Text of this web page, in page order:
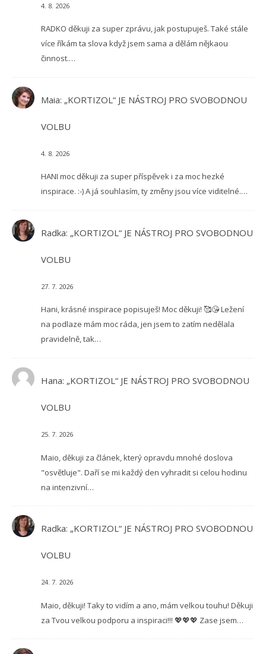
4. 8. 2026
RADKO děkuji za super zprávu, jak postupuješ. Také stále
více říkám ta slova když jsem sama a dělám nějkaou
činnost.…
Maia: „KORTIZOL“ JE NÁSTROJ PRO SVOBODNOU
VOLBU
4. 8. 2026
HANI moc děkuji za super příspěvek i za moc hezké
inspirace. :-) A já souhlasím, ty změny jsou více viditelné.…
Radka: „KORTIZOL“ JE NÁSTROJ PRO SVOBODNOU
VOLBU
27. 7. 2026
Hani, krásné inspirace popisuješ! Moc děkuji! 🥰😘 Ležení
na podlaze mám moc ráda, jen jsem to zatím nedělala
pravidelně, tak…
Hana: „KORTIZOL“ JE NÁSTROJ PRO SVOBODNOU
VOLBU
25. 7. 2026
Maio, děkuji za článek, který opravdu mnohé doslova
"osvětluje". Daří se mi každý den vyhradit si celou hodinu
na intenzivní…
Radka: „KORTIZOL“ JE NÁSTROJ PRO SVOBODNOU
VOLBU
24. 7. 2026
Maio, děkuji! Taky to vidím a ano, mám velkou touhu! Děkuji
za Tvou velkou podporu a inspiraci!!! 💖💖💖 Zase jsem…